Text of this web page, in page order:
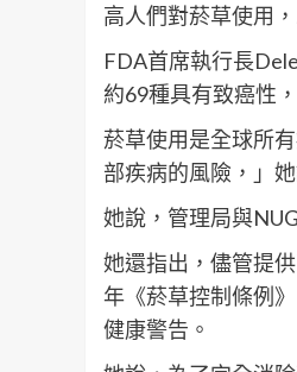
高人們對菸草使用
FDA首席執行長
約69種具有致癌性
菸草使用是全球所
部疾病的風險，」她
她說，管理局與
她還指出，儘管提
年《菸草控制條例
健康警告。